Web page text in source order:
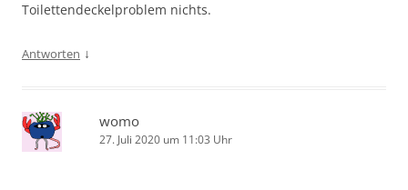
Toilettendeckelproblem nichts.
Antworten ↓
womo
27. Juli 2020 um 11:03 Uhr